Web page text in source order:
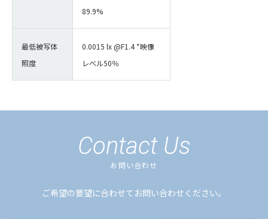
89.9%
最低被写体
照度
0.0015 lx @F1.4 *映像
レベル50％
Contact Us
お問い合わせ
ご希望の要望に合わせてお問い合わせください。